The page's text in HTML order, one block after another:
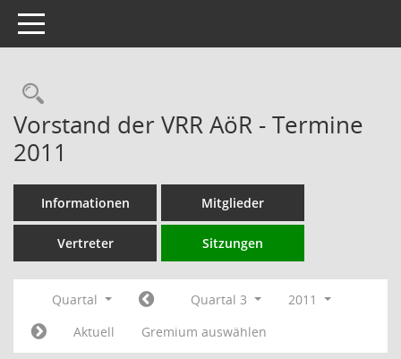
Toggle navigation
Rechercheauswahl
Vorstand der VRR AöR - Termine
2011
Informationen Mitglieder
Vertreter Sitzungen
Quartal Quartal 3
2011
Aktuell
Gremium auswählen